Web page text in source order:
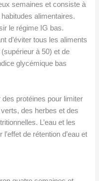
semaines et consiste à
alimentaires.
le régime IG bas.
d’éviter tous les aliments
à 50) et de
glycémique bas
protéines pour limiter
des herbes et des
L’eau et les
de rétention d’eau et